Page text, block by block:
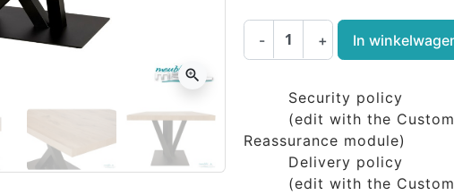
zoom_in
- + In
Security policy
(edit with the
Reassurance module)
Delivery policy
(edit with the